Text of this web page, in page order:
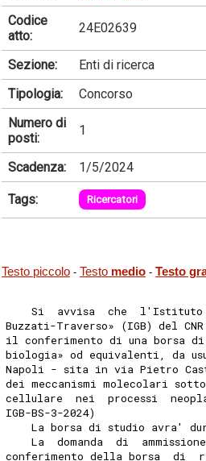
Codice
atto:
24E02639
Sezione:
Enti di ricerca
Tipologia:
Concorso
Numero di
posti:
1
Scadenza: 1/5/2024
Tags: Ricercatori
Testo piccolo - Testo medio - Testo
Si  avvisa  che
Buzzati-Traverso» (IGB) del
il conferimento di una borsa
biologia» od equivalenti, da
Napoli - sita in via Pietro
dei meccanismi molecolari
cellulare  nei  processi
IGB-BS-3-2024)
La borsa di studio avra'
La  domanda  di
conferimento della borsa  di